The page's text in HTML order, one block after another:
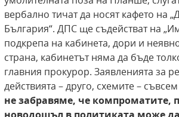
вербално тичат да носят кафето на
България“. ДПС ще съдействат на
подкрепа на кабинета, дори и
страна, кабинетът няма да бъде
главния прокурор. Заявленията за
действията – друго, схемите –
не забравяме, че компроматите,